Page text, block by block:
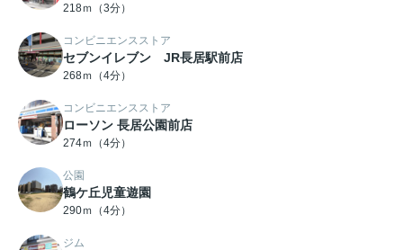
218ｍ（3分）
コンビニエンスストア
セブンイレブン JR長居駅前店
268ｍ（4分）
コンビニエンスストア
ローソン 長居公園前店
274ｍ（4分）
公園
鶴ケ丘児童遊園
290ｍ（4分）
ジム